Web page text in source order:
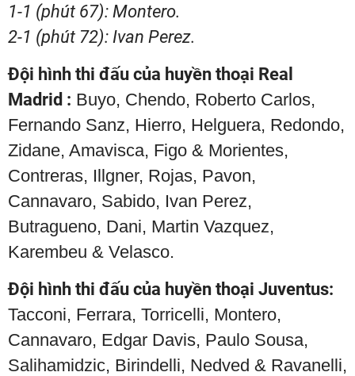
1-1 (phút 67): Montero.
2-1 (phút 72): Ivan Perez.
Đội hình thi đấu của huyền thoại Real
Madrid : Buyo, Chendo, Roberto Carlos,
Fernando Sanz, Hierro, Helguera, Redondo,
Zidane, Amavisca, Figo & Morientes,
Contreras, Illgner, Rojas, Pavon,
Cannavaro, Sabido, Ivan Perez,
Butragueno, Dani, Martin Vazquez,
Karembeu & Velasco.
Đội hình thi đấu của huyền thoại Juventus:
Tacconi, Ferrara, Torricelli, Montero,
Cannavaro, Edgar Davis, Paulo Sousa,
Salihamidzic, Birindelli, Nedved & Ravanelli,